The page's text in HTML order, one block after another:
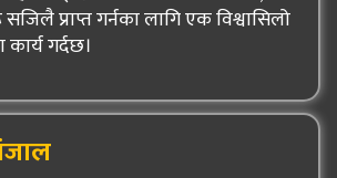
प्राप्त गर्नका लागि एक विश्वासिलो
गर्दछ।